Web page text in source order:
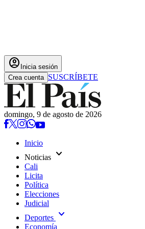
account_circle Inicia sesión
Crea cuenta SUSCRÍBETE
domingo, 9 de agosto de 2026
Inicio
Noticias expand_more
Cali
Licita
Política
Elecciones
Judicial
Deportes expand_more
Economía